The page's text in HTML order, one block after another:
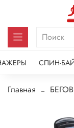
СПИН-
Главная